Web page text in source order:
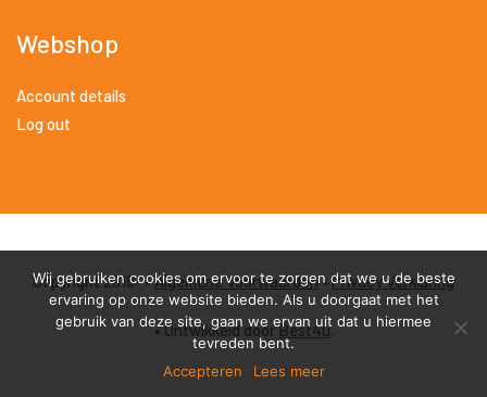
Webshop
Account details
Log out
Copyright 2018 •Algemene Voorwaarden•Privacy Verklaring
• Ontwikkeld doorBest4u.
Wij gebruiken cookies om ervoor te zorgen dat we u de beste
ervaring op onze website bieden. Als u doorgaat met het
gebruik van deze site, gaan we ervan uit dat u hiermee
tevreden bent.
Accepteren
Lees meer